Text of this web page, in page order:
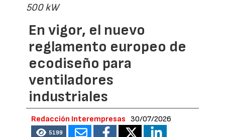
500 kW
En vigor, el nuevo
reglamento europeo de
ecodiseño para
ventiladores
industriales
Redacción Interempresas 30/07/2026
5199